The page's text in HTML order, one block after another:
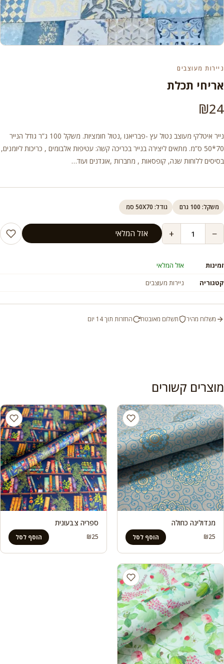
ניירות מעוצבים
אריחי תכלת
₪24
נייר איטלקי מעוצב נטול עץ -פבריאנו ,נטול חומציות. משקל 100 ג”ר גודל הנייר
70*50 ס”מ. מתאים ליצירה בנייר בכריכה קשה: עטיפות אלבומים , כריכות ליומנים,
בסיסים ללוחות שנה, קופסאות , מחברות ,אוגדנים ועוד…
משקל: 100 גרם גודל: 50X70 סמ
−
+ אזל המלאי
זמינות
אזל המלאי
קטגוריה
ניירות מעוצבים
משלוח מהיר תשלום מאובטח החזרות תוך 14 יום
מוצרים קשורים
מנדולינה כחולה
₪25 הוסף לסל
ספריה צבעונית
₪25 הוסף לסל